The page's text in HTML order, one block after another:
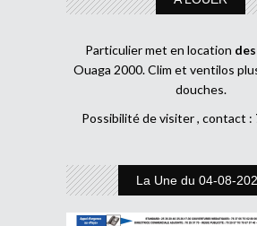
Particulier met en location
Ouaga 2000. Clim et ventilos
douches.
Possibilité de visiter , contact :
La Une du 04-08-